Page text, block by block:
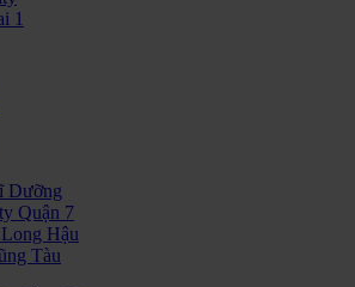
1
Dưỡng
Quận 7
Hậu
Tàu